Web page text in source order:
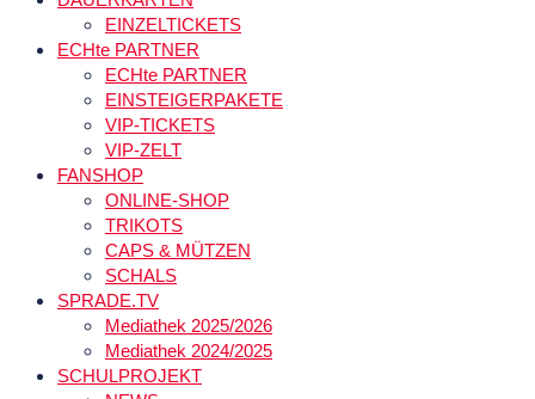
EINZELTICKETS
ECHte PARTNER
ECHte PARTNER
EINSTEIGERPAKETE
VIP-TICKETS
VIP-ZELT
FANSHOP
ONLINE-SHOP
TRIKOTS
CAPS & MÜTZEN
SCHALS
SPRADE.TV
Mediathek 2025/2026
Mediathek 2024/2025
SCHULPROJEKT